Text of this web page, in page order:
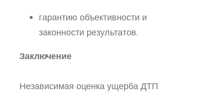
гарантию объективности и
законности результатов.
Заключение
Независимая оценка ущерба ДТП